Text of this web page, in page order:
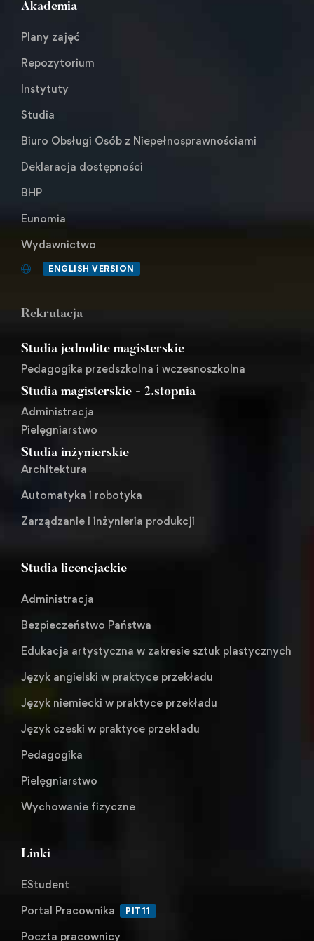
Akademia
Plany zajęć
Repozytorium
Instytuty
Studia
Biuro Obsługi Osób z Niepełnosprawnościami
Deklaracja dostępności
BHP
Eunomia
Wydawnictwo
ENGLISH VERSION
Rekrutacja
Studia jednolite magisterskie
Pedagogika przedszkolna i wczesnoszkolna
Studia magisterskie - 2.stopnia
Administracja
Pielęgniarstwo
Studia inżynierskie
Architektura
Automatyka i robotyka
Zarządzanie i inżynieria produkcji
Studia licencjackie
Administracja
Bezpieczeństwo Państwa
Edukacja artystyczna w zakresie sztuk plastycznych
Język angielski w praktyce przekładu
Język niemiecki w praktyce przekładu
Język czeski w praktyce przekładu
Pedagogika
Pielęgniarstwo
Wychowanie fizyczne
Linki
EStudent
Portal Pracownika
PIT11
Poczta pracownicy